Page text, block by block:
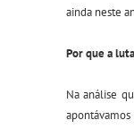
ainda neste
Por que a
Na análise